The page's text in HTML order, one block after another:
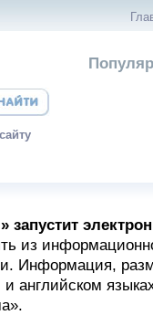
запустит
из
Информация,
и английском